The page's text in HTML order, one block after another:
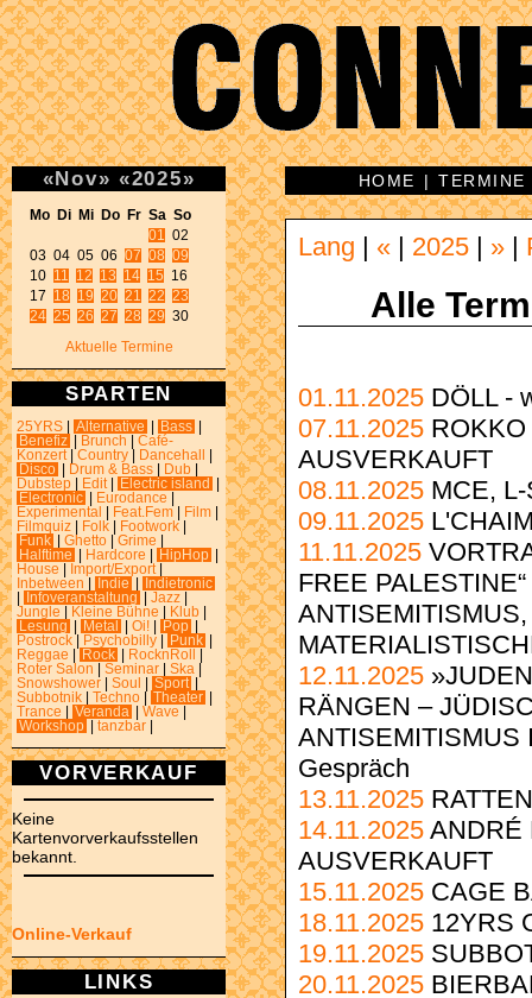
«Nov» «2025»
Mo Di Mi Do Fr Sa So
01
02
03 04 05 06 07 08 09
10 11 12 13 14 15 16
17 18 19 20 21 22 23
24 25 26 27 28 29 30
Aktuelle Termine
SPARTEN
25YRS Alternative Bass
Benefiz
Brunch
Café-
Konzert
Country Dancehall
Disco
Drum & Bass Dub
Dubstep
Edit Electric island
Electronic
Eurodance
Experimental
Feat.Fem Film
Filmquiz
Folk Footwork
Funk
Ghetto Grime
Halftime
Hardcore HipHop
House
Import/Export
Inbetween
Indie
Indietronic
Infoveranstaltung Jazz
Jungle
Kleine Bühne Klub
Lesung
Metal Oi! Pop
Postrock
Psychobilly Punk
Reggae
Rock RocknRoll
Roter Salon
Seminar Ska
Snowshower
Soul Sport
Subbotnik
Techno Theater
Trance
Veranda Wave
Workshop
tanzbar
VORVERKAUF
Keine
Kartenvorverkaufsstellen
bekannt.
Online-Verkauf
LINKS
HOME |TERMINE
Lang « 2025 »
Alle
01.11.2025 DÖLL -
07.11.2025
AUSVERKAUFT
08.11.2025 MCE,
09.11.2025
11.11.2025
FREE
12.11.2025
RÄNGEN –
ANTISEMITISMUS
Gespräch
13.11.2025
14.11.2025 ANDRÉ
AUSVERKAUFT
15.11.2025 CAGE
18.11.2025 12YRS
19.11.2025
20.11.2025